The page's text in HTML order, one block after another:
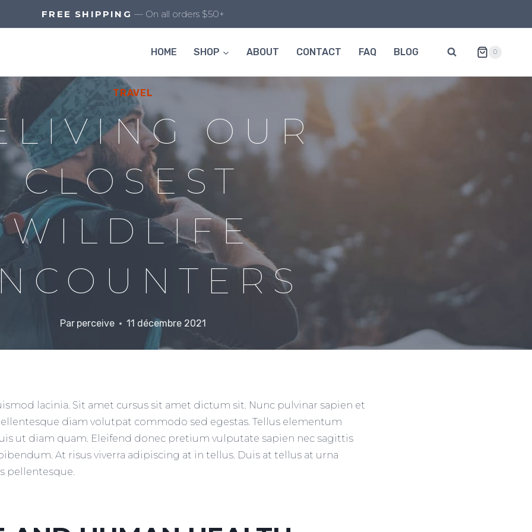
FREE SHIPPING — On all orders $50+
HOME SHOP ABOUT CONTACT FAQ BLOG 0
TRAVEL
OUR
CLOSEST
WILDLIFE
Par perceive 11 décembre 2021
lacinia. Sit amet cursus sit amet dictum sit. Nunc pulvinar sapien et
diam volutpat commodo sed egestas. Tellus elementum
ut diam quam. Eleifend donec pretium vulputate sapien nec sagittis
At risus viverra adipiscing at in tellus. Duis at tellus at urna
pellentesque.